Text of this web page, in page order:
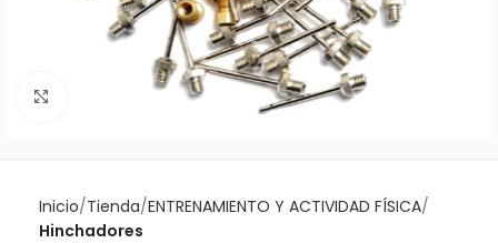
Clic para ampliar
Inicio Tienda ENTRENAMIENTO Y ACTIVIDAD FÍSICA
Hinchadores